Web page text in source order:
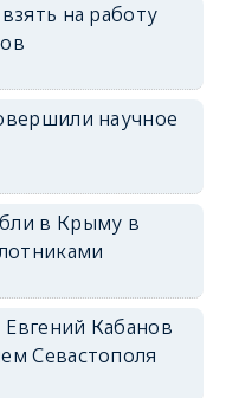
на работу
научное
в Крыму в
Кабанов
Севастополя